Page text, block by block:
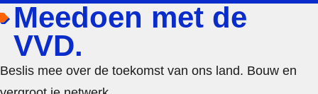
Meedoen met de
VVD.
Beslis mee over de toekomst van ons land. Bouw en